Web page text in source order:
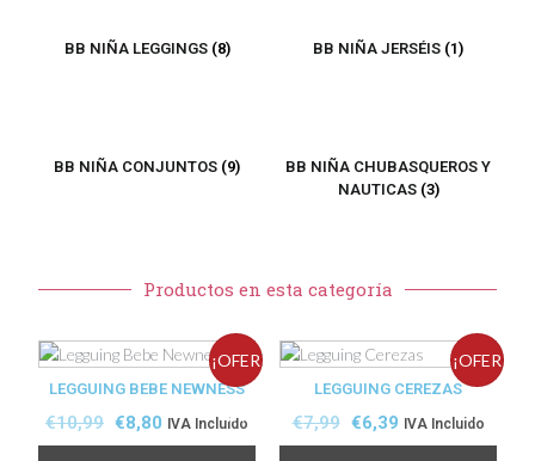
BB NIÑA LEGGINGS (8) BB NIÑA JERSÉIS (1)
BB NIÑA CONJUNTOS (9)
BB NIÑA CHUBASQUEROS Y
NAUTICAS (3)
Productos en esta categoría
¡OFER
TA!
LEGGUING BEBE NEWNESS
€10,99 €8,80 IVA Incluido
¡OFER
TA!
LEGGUING CEREZAS
€7,99 €6,39 IVA Incluido